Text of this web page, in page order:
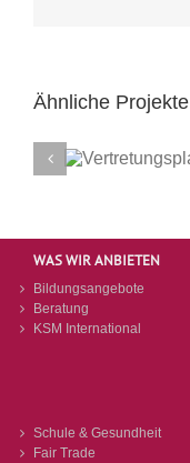
Ähnliche Projekte
WAS WIR ANBIETEN
Bildungsangebote
Beratung
KSM International
Schule & Gesundheit
Fair Trade